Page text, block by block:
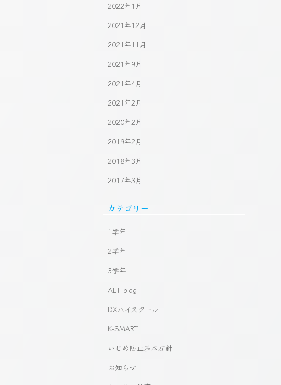
2022年1月
2021年12月
2021年11月
2021年9月
2021年4月
2021年2月
2020年2月
2019年2月
2018年3月
2017年3月
カテゴリー
1学年
2学年
3学年
ALT blog
DXハイスクール
K-SMART
いじめ防止基本方針
お知らせ